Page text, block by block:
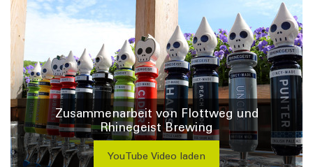
Zusammenarbeit von Flottweg und
Rhinegeist Brewing
YouTube Video laden